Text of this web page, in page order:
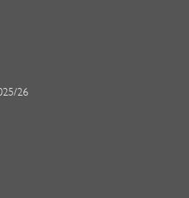
26